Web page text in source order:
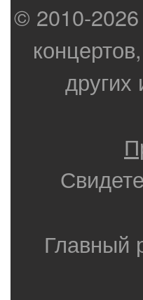
© 2010-2026
других
Главный